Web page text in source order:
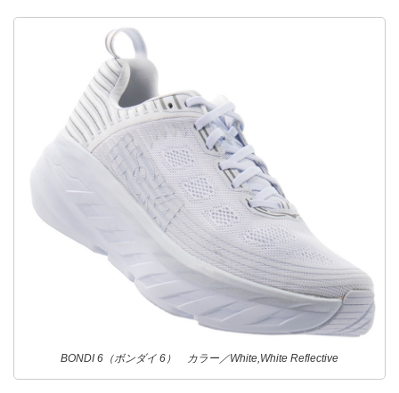
BONDI 6（ボンダイ 6） カラー／White,White Reflective